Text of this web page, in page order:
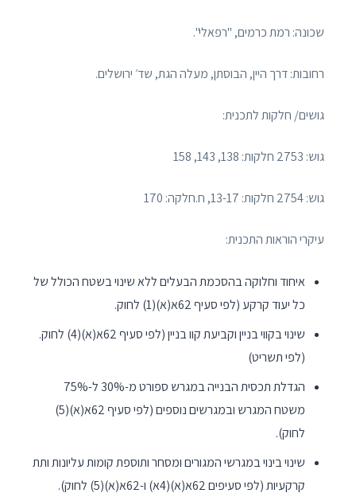
שכונה: רמת כרמים, "רפאלי".
רחובות: דרך היין, הבוסתן, מעלה הגת, שד׳ ירושלים.
גושים/ חלקות לתכנית:
גוש: 2753 חלקות: 138, 143, 158
גוש: 2754 חלקות: 13-17, ח.חלקה: 170
עיקרי הוראות התכנית:
איחוד וחלוקה בהסכמת הבעלים ללא שינוי בשטח הכולל של
כל יעוד קרקע (לפי סעיף 62א(א)(1) לחוק.
שינוי בקווי בניין וקביעת קוו בניין (לפי סעיף 62א(א)(4) לחוק.
(לפי תשריט)
הגדלת תכסית הבנייה במגרש ספורט מ-30% ל-75%
משטח המגרש ובמגרשים נוספים (לפי סעיף 62א(א)(5)
לחוק).
שינוי בינוי במגרשי המגורים ומסחר ותוספת קומות עליונות ותת
קרקעיות (לפי סעיפים 62א(א)(4א) ו-62א(א)(5) לחוק).